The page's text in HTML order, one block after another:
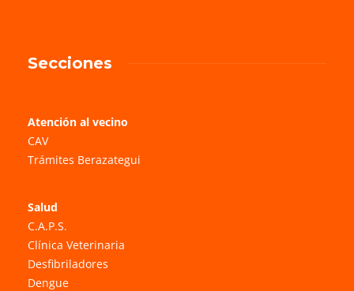
Secciones
Atención al vecino
CAV
Trámites Berazategui
Salud
C.A.P.S.
Clínica Veterinaria
Desfibriladores
Dengue